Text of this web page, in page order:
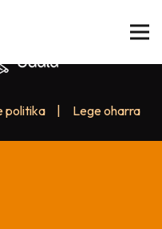
politika Lege oharra